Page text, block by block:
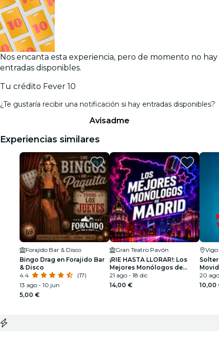
Nos encanta esta experiencia, pero de momento no hay
entradas disponibles.
Tu crédito Fever 10
¿Te gustaría recibir una notificación si hay entradas disponibles?
Avisadme
Experiencias similares
Forajido Bar & Disco
Bingo Drag en Forajido Bar
& Disco
4.4
(17)
13 ago - 10 jun
5,00 €
Gran Teatro Pavón
¡RIE HASTA LLORAR!: Los
Mejores Monólogos de
Madrid
21 ago - 18 dic
14,00 €
Vigo
20
10,00